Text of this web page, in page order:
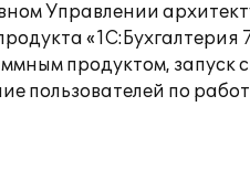
Управлении
продуктом,
пользователей по